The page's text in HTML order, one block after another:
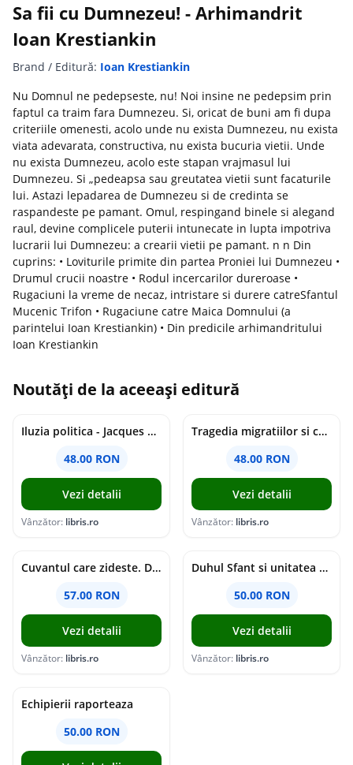
Sa fii cu Dumnezeu! - Arhimandrit
Ioan Krestiankin
Brand / Editură: Ioan Krestiankin
Nu Domnul ne pedepseste, nu! Noi insine ne pedepsim prin
faptul ca traim fara Dumnezeu. Si, oricat de buni am fi dupa
criteriile omenesti, acolo unde nu exista Dumnezeu, nu exista
viata adevarata, constructiva, nu exista bucuria vietii. Unde
nu exista Dumnezeu, acolo este stapan vrajmasul lui
Dumnezeu. Si „pedeapsa sau greutatea vietii sunt facaturile
lui. Astazi lepadarea de Dumnezeu si de credinta se
raspandeste pe pamant. Omul, respingand binele si alegand
raul, devine complicele puterii intunecate in lupta impotriva
lucrarii lui Dumnezeu: a crearii vietii pe pamant. n n Din
cuprins: • Loviturile primite din partea Proniei lui Dumnezeu •
Drumul crucii noastre • Rodul incercarilor dureroase •
Rugaciuni la vreme de necaz, intristare si durere catreSfantul
Mucenic Trifon • Rugaciune catre Maica Domnului (a
parintelui Ioan Krestiankin) • Din predicile arhimandritului
Ioan Krestiankin
Noutăți de la aceeași editură
Iluzia politica - Jacques Ellul
48.00 RON
Vezi detalii
Vânzător: libris.ro
Tragedia migratiilor si caderea imperiilor. Sfantul Augustin si noi - Chantal Delsol
48.00 RON
Vezi detalii
Vânzător: libris.ro
Cuvantul care zideste. Dialoguri - Vartan Arachelian
57.00 RON
Vezi detalii
Vânzător: libris.ro
Duhul Sfant si unitatea Bisericii. Jurnal de Conciliu - Andre Scrima
50.00 RON
Vezi detalii
Vânzător: libris.ro
Echipierii raporteaza
50.00 RON